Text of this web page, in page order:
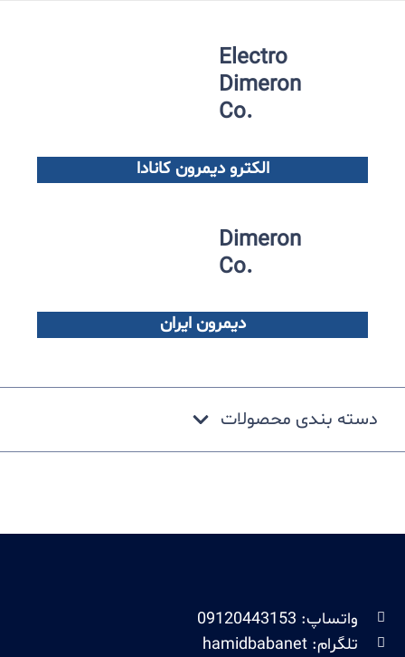
Electro
Dimeron
.Co
الکترو دیمرون کانادا
Dimeron
.Co
دیمرون ایران
دسته بندی محصولات
واتساپ: 09120443153
تلگرام: hamidbabanet